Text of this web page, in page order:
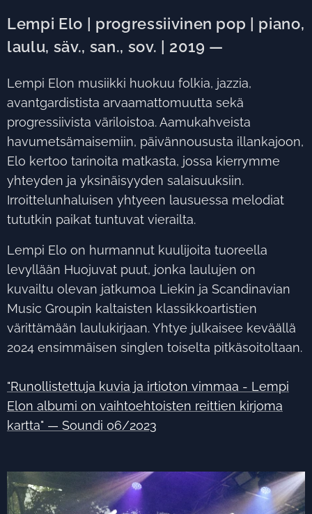
Lempi Elo | progressiivinen pop | piano,
laulu, säv., san., sov. | 2019 —
Lempi Elon musiikki huokuu folkia, jazzia,
avantgardistista arvaamattomuutta sekä
progressiivista väriloistoa. Aamukahveista
havumetsämaisemiin, päivännoususta illankajoon,
Elo kertoo tarinoita matkasta, jossa kierrymme
yhteyden ja yksinäisyyden salaisuuksiin.
Irroittelunhaluisen yhtyeen lausuessa melodiat
tututkin paikat tuntuvat vierailta.
Lempi Elo on hurmannut kuulijoita tuoreella
levyllään Huojuvat puut, jonka laulujen on
kuvailtu olevan jatkumoa Liekin ja Scandinavian
Music Groupin kaltaisten klassikkoartistien
värittämään laulukirjaan. Yhtye julkaisee keväällä
2024 ensimmäisen singlen toiselta pitkäsoitoltaan.
"Runollistettuja kuvia ja irtioton vimmaa - Lempi
Elon albumi on vaihtoehtoisten reittien kirjoma
kartta" — Soundi 06/2023